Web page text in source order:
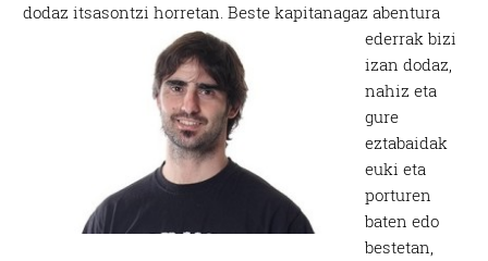
dodaz itsasontzi horretan.Beste kapitanagaz abentura
ederrak bizi
izan dodaz,
nahiz eta
gure
eztabaidak
euki eta
porturen
baten edo
bestetan,